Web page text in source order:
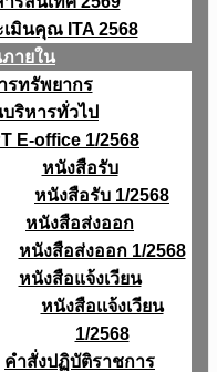
มินคุณ ITA 2568
ายใน
รทรัพยากร
บริหารทั่วไป
E-office 1/2568
หนังสือรับ
หนังสือรับ 1/2568
หนังสือส่งออก
หนังสือส่งออก 1/2568
หนังสือแจ้งเวียน
หนังสือเเจ้งเวียน
1/2568
คำสั่งปฏิบัติราชการ